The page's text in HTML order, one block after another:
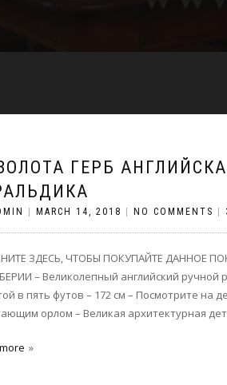
ГЕРБ
MARCH 14, 2018 NO COMMENTS
ЗДЕСЬ, ЧТОБЫ ПОКУПАЙТЕ ДАННОЕ
– Великолепный английский ручной
в пять футов – 172 см – Посмотрите
орлом – Великая архитектурная